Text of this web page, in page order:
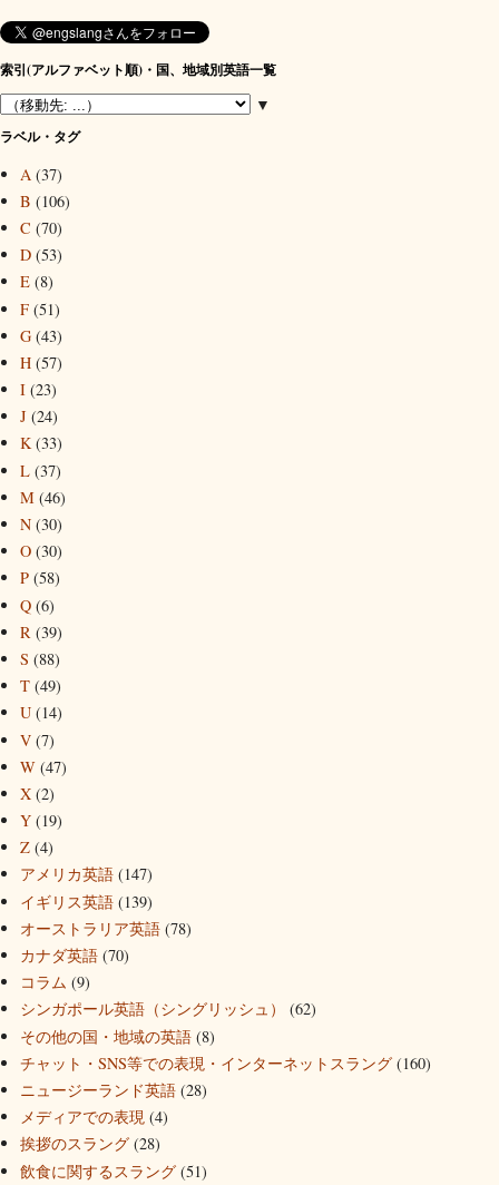
索引(アルファベット順)・国、地域別英語一覧
▼
ラベル・タグ
A (37)
B (106)
C (70)
D (53)
E (8)
F (51)
G (43)
H (57)
I (23)
J (24)
K (33)
L (37)
M (46)
N (30)
O (30)
P (58)
Q (6)
R (39)
S (88)
T (49)
U (14)
V (7)
W (47)
X (2)
Y (19)
Z (4)
アメリカ英語 (147)
イギリス英語 (139)
オーストラリア英語 (78)
カナダ英語 (70)
コラム (9)
シンガポール英語（シングリッシュ）
(62)
その他の国・地域の英語 (8)
チャット・SNS等での表現・インターネットスラング (160)
ニュージーランド英語 (28)
メディアでの表現 (4)
挨拶のスラング (28)
飲食に関するスラング (51)